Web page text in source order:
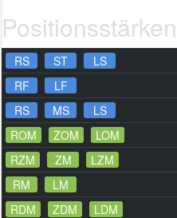
Positionsstärken
RS ST LS
RF
LF
RS
MS LS
ROM
ZOM LOM
RZM
ZM LZM
RM
LM
RDM
ZDM LDM